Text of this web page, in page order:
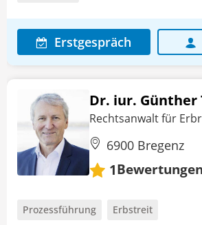
Erstgespräch
Dr. iur. Günther
Rechtsanwalt für
6900 Bregenz
1Bewertungen
Prozessführung Erbstreit